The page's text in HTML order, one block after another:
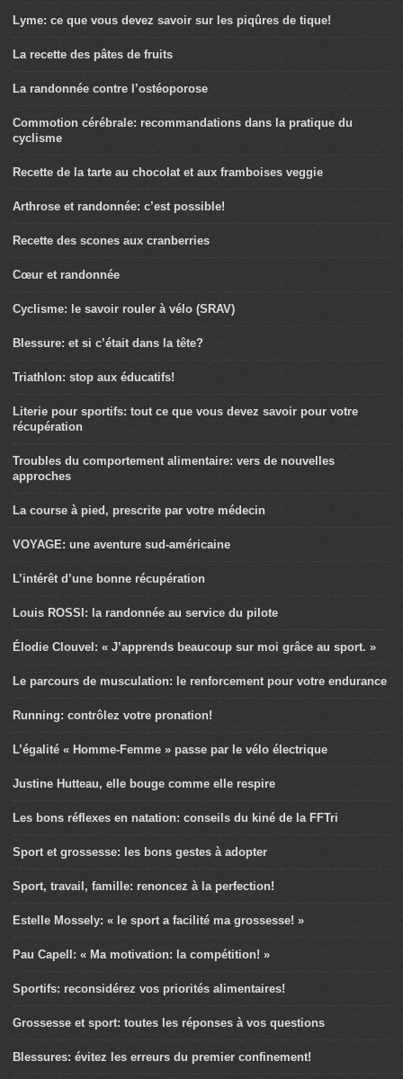
Lyme: ce que vous devez savoir sur les piqûres de tique!
La recette des pâtes de fruits
La randonnée contre l’ostéoporose
Commotion cérébrale: recommandations dans la pratique du
cyclisme
Recette de la tarte au chocolat et aux framboises veggie
Arthrose et randonnée: c’est possible!
Recette des scones aux cranberries
Cœur et randonnée
Cyclisme: le savoir rouler à vélo (SRAV)
Blessure: et si c’était dans la tête?
Triathlon: stop aux éducatifs!
Literie pour sportifs: tout ce que vous devez savoir pour votre
récupération
Troubles du comportement alimentaire: vers de nouvelles
approches
La course à pied, prescrite par votre médecin
VOYAGE: une aventure sud-américaine
L’intérêt d’une bonne récupération
Louis ROSSI: la randonnée au service du pilote
Élodie Clouvel: « J’apprends beaucoup sur moi grâce au sport. »
Le parcours de musculation: le renforcement pour votre endurance
Running: contrôlez votre pronation!
L’égalité « Homme-Femme » passe par le vélo électrique
Justine Hutteau, elle bouge comme elle respire
Les bons réflexes en natation: conseils du kiné de la FFTri
Sport et grossesse: les bons gestes à adopter
Sport, travail, famille: renoncez à la perfection!
Estelle Mossely: « le sport a facilité ma grossesse! »
Pau Capell: « Ma motivation: la compétition! »
Sportifs: reconsidérez vos priorités alimentaires!
Grossesse et sport: toutes les réponses à vos questions
Blessures: évitez les erreurs du premier confinement!